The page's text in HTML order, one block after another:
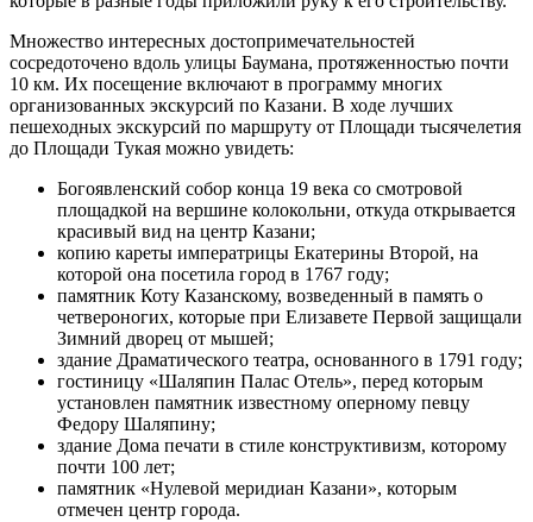
Множество интересных достопримечательностей
сосредоточено вдоль улицы Баумана, протяженностью почти
10 км. Их посещение включают в программу многих
организованных экскурсий по Казани. В ходе лучших
пешеходных экскурсий по маршруту от Площади тысячелетия
до Площади Тукая можно увидеть:
Богоявленский собор конца 19 века со смотровой
площадкой на вершине колокольни, откуда открывается
красивый вид на центр Казани;
копию кареты императрицы Екатерины Второй, на
которой она посетила город в 1767 году;
памятник Коту Казанскому, возведенный в память о
четвероногих, которые при Елизавете Первой защищали
Зимний дворец от мышей;
здание Драматического театра, основанного в 1791 году;
гостиницу «Шаляпин Палас Отель», перед которым
установлен памятник известному оперному певцу
Федору Шаляпину;
здание Дома печати в стиле конструктивизм, которому
почти 100 лет;
памятник «Нулевой меридиан Казани», которым
отмечен центр города.